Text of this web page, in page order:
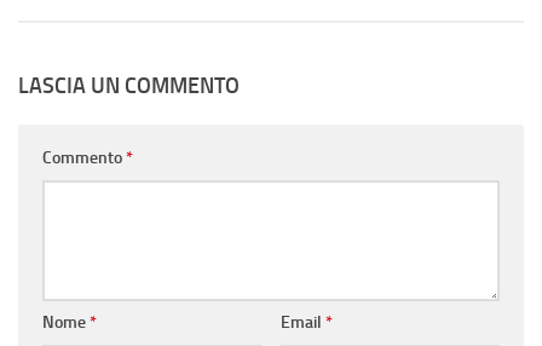
LASCIA UN COMMENTO
Commento*
Nome* Email *